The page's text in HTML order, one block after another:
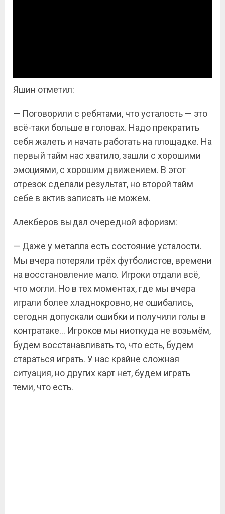
Яшин отметил:
— Поговорили с ребятами, что усталость — это
всё-таки больше в головах. Надо прекратить
себя жалеть и начать работать на площадке. На
первый тайм нас хватило, зашли с хорошими
эмоциями, с хорошим движением. В этот
отрезок сделали результат, но второй тайм
себе в актив записать не можем.
Алекберов выдал очередной афоризм:
— Даже у металла есть состояние усталости.
Мы вчера потеряли трёх футболистов, времени
на восстановление мало. Игроки отдали всё,
что могли. Но в тех моментах, где мы вчера
играли более хладнокровно, не ошибались,
сегодня допускали ошибки и получили голы в
контратаке… Игроков мы ниоткуда не возьмём,
будем восстанавливать то, что есть, будем
стараться играть. У нас крайне сложная
ситуация, но других карт нет, будем играть
теми, что есть.